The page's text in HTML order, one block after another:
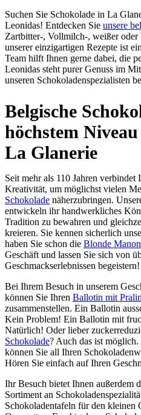
Suchen Sie Schokolade in La
Leonidas! Entdecken Sie unsere
Zartbitter-, Vollmilch-, weißer oder
unserer einzigartigen Rezepte ist
Team hilft Ihnen gerne dabei, die
Leonidas steht purer Genuss im
unseren Schokoladenspezialisten
Belgische
höchstem
La Glanerie
Seit mehr als 110 Jahren verbindet
Kreativität, um möglichst vielen
Schokolade näherzubringen.
entwickeln ihr handwerkliches
Tradition zu bewahren und
kreieren. Sie kennen sicherlich
haben Sie schon die Blonde Manon
Geschäft und lassen Sie sich von
Geschmackserlebnissen begeistern!
Bei Ihrem Besuch in unserem
können Sie Ihren Ballotin mit
zusammenstellen. Ein Ballotin
Kein Problem! Ein Ballotin mit
Natürlich! Oder lieber
Schokolade? Auch das ist
können Sie all Ihren
Hören Sie einfach auf Ihren
Ihr Besuch bietet Ihnen außerdem
Sortiment an
Schokoladentafeln für den kleinen